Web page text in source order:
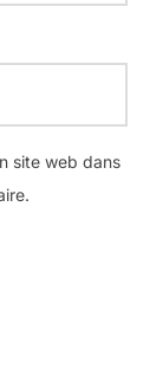
site web dans